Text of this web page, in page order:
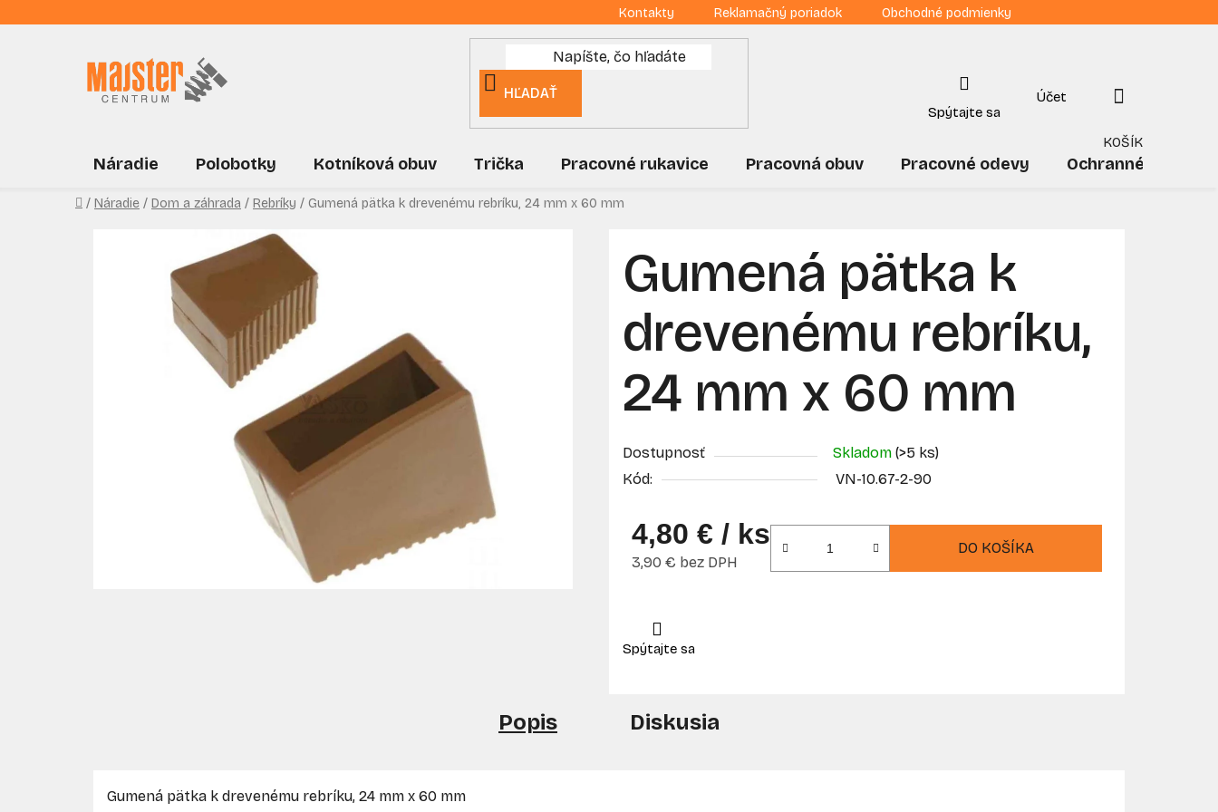
na
Kontakty Reklamačný poriadok Obchodné podmienky
HĽADAŤ
NÁKUPNÝ
KOŠÍK
Náradie Polobotky Kotníková obuv Trička Pracovné rukavice Pracovná obuv Pracovné odevy Ochranné
Domov
/ Náradie / Dom a záhrada / Rebríky / Gumená pätka k drevenému rebríku, 24 mm x 60 mm
Gumená pätka k
drevenému rebríku,
24 mm x 60 mm
Dostupnosť Skladom (>5 ks)
Kód:
VN-10.67-2-90
4,80 € / ks
3,90 € bez DPH
DO KOŠÍKA
Popis Diskusia
Gumená pätka k drevenému rebríku, 24 mm x 60 mm